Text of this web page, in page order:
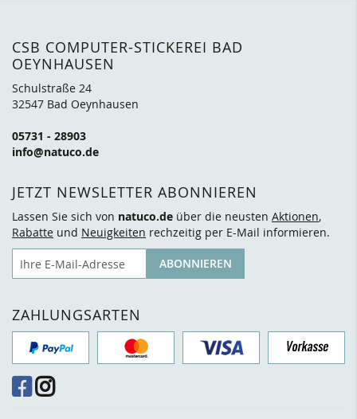
CSB COMPUTER-STICKEREI BAD
OEYNHAUSEN
Schulstraße 24
32547 Bad Oeynhausen
05731 - 28903
info@natuco.de
JETZT NEWSLETTER ABONNIEREN
Lassen Sie sich von natuco.de über die neusten Aktionen,
Rabatte und Neuigkeiten rechzeitig per E-Mail informieren.
ABONNIEREN
ZAHLUNGSARTEN